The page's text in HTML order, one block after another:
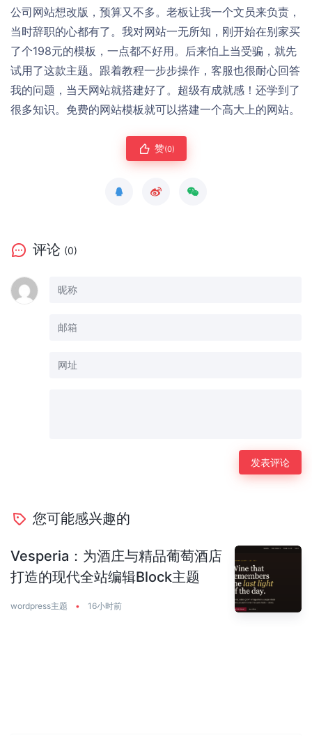
公司网站想改版，预算又不多。老板让我一个文员来负责，
当时辞职的心都有了。我对网站一无所知，刚开始在别家买
了个198元的模板，一点都不好用。后来怕上当受骗，就先
试用了这款主题。跟着教程一步步操作，客服也很耐心回答
我的问题，当天网站就搭建好了。超级有成就感！还学到了
很多知识。免费的网站模板就可以搭建一个高大上的网站。
赞(0)
评论 (0)
您可能感兴趣的
Vesperia：为酒庄与精品葡萄酒店
打造的现代全站编辑Block主题
wordpress主题 • 16小时前